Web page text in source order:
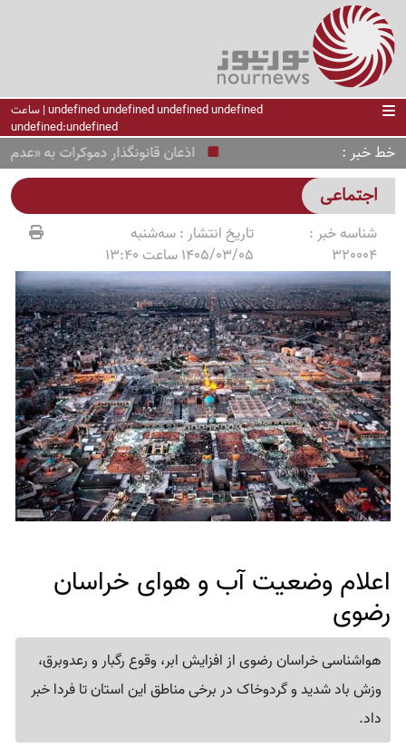
undefined undefined undefined undefined | ساعت
undefined:undefined
خط خبر اذعان قانونگذار دموکرات به «عدم
اجتماعی
شناسه خبر :
320004
تاریخ انتشار :سه‌شنبه
1405/03/05 ساعت 13:40
اعلام وضعیت آب و هوای خراسان
رضوی
هواشناسی خراسان رضوی از افزایش ابر، وقوع رگبار و رعدوبرق،
وزش باد شدید و گردوخاک در برخی مناطق این استان تا فردا خبر
داد.